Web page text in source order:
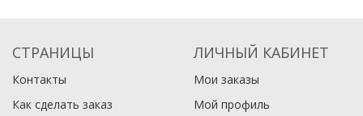
СТРАНИЦЫ
Контакты
Как сделать заказ
ЛИЧНЫЙ КАБИНЕТ
Мои заказы
Мой профиль